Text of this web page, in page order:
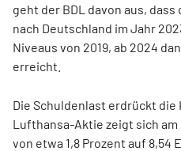
geht der BDL davon aus,
nach Deutschland im Jahr
Niveaus von 2019, ab 2024
erreicht.
Die Schuldenlast erdrückt
Lufthansa-Aktie zeigt sich
von etwa 1,8 Prozent auf 8,54